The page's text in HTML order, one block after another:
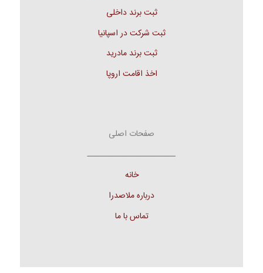
ثبت برند داخلی
ثبت شرکت در اسپانیا
ثبت برند مادرید
اخذ اقامت اروپا
صفحات اصلی
ـــــــــــــــــــــــــ
خانه
درباره ملاصدرا
تماس با ما